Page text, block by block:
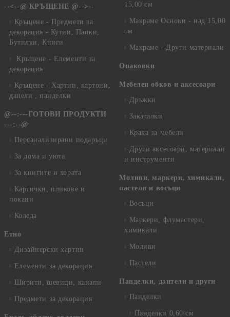
--<--@ КРЪЩЕНЕ @-->--
Кръщене - Предмети за
декорация - Кутии, Папки,
Бутилки, Книги
Кръщене - Елементи за
декорация
Кръщене - Хартии, картони,
данели , панделки
@--:---ГОТОВИ ПРОДУКТИ
---:--@
Персанализирани подаръци
За дома и уюта
За книгите и хората
Картички, пликове и
покани
Коледа
Етно
Дизайнерски хартии
Елементи за декорация
Ширити, шевици, канапи
Предмети за декорация
15,00 см
Макраме Основи - над 15,00
см
Макраме - Други материали
Опаковки
Мебелен обков и аксесоари
Дръжки
Закачалки
Крака за мебели
Други аксесоари, материали
и инструменти
Моливи, маркери, химикали,
пастели и восъци
Восъци
Маркери, флумастери,
химикали
Моливи
Пастели
Панделки, дантели и други
Панделки
Панделки 0,60 см